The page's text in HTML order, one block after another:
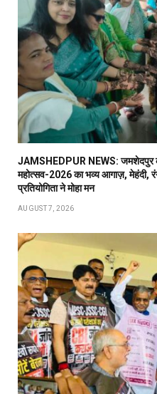
JAMSHEDPUR NEWS: जमशेदपुर
महोत्सव-2026 का भव्य आगाज़, मेहंदी,
प्रतियोगिता ने मोहा मन
AUGUST 7, 2026